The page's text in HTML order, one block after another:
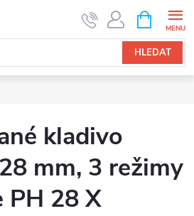
HLEDAT
NÁKUPNÍ
KOŠÍK
kladivo
mm, 3 režimy
PH 28 X